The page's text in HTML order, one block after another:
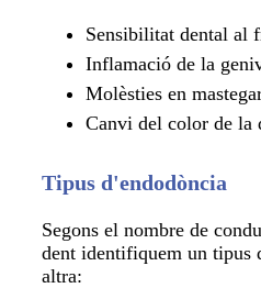
Sensibilitat dental al
Inflamació de la
Molèsties en
Canvi del color de la
Tipus d'endodòncia
Segons el nombre de
dent identifiquem un tipus
altra: